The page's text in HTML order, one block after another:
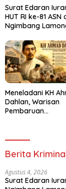
Surat Edaran
HUT RI ke-81 ASN
Ngimbang
Meneladani KH
Dahlan, Warisan
Pembaruan
Generasi Muda
Berita
Agustus 4, 2026
Surat Edaran